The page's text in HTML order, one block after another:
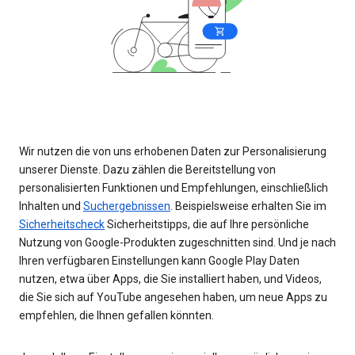
Wir nutzen die von uns erhobenen Daten zur Personalisierung
unserer Dienste. Dazu zählen die Bereitstellung von
personalisierten Funktionen und Empfehlungen, einschließlich
Inhalten und Suchergebnissen . Beispielsweise erhalten Sie im
SicherheitscheckSicherheitstipps, die auf Ihre persönliche
Nutzung von Google-Produkten zugeschnitten sind. Und je nach
Ihren verfügbaren Einstellungen kann Google Play Daten
nutzen, etwa über Apps, die Sie installiert haben, und Videos,
die Sie sich auf YouTube angesehen haben, um neue Apps zu
empfehlen, die Ihnen gefallen könnten.